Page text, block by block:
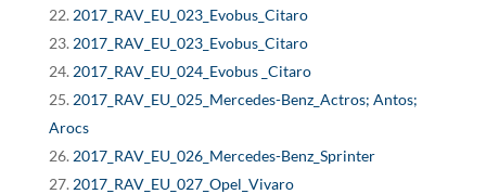
2017_RAV_EU_023_Evobus_Citaro
2017_RAV_EU_023_Evobus_Citaro
2017_RAV_EU_024_Evobus _Citaro
2017_RAV_EU_025_Mercedes-Benz_Actros; Antos;
Arocs
2017_RAV_EU_026_Mercedes-Benz_Sprinter
2017_RAV_EU_027_Opel_Vivaro